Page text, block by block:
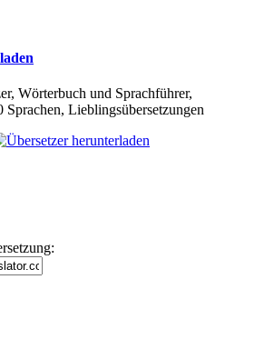
Wörterbuch und Sprachführer,
Sprachen, Lieblingsübersetzungen